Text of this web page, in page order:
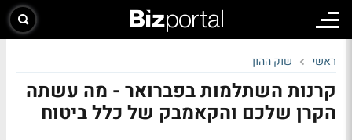
ראשי שוק ההון
קרנות השתלמות בפברואר - מה עשתה
הקרן שלכם והקאמבק של כלל ביטוח